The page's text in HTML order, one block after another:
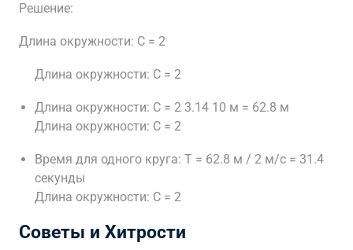
Решение:
Длина окружности: C = 2
Длина окружности: C = 2
Длина окружности: C = 2 3.14 10 м = 62.8 м
Длина окружности: C = 2
Время для одного круга: T = 62.8 м / 2 м/с = 31.4
секунды
Длина окружности: C = 2
Советы и Хитрости